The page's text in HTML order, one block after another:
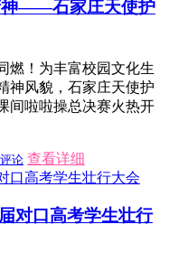
神——石家庄天使护
燃！为丰富校园文化生
神风貌，石家庄天使护
间啦啦操总决赛火热开
论 查看详细
对口高考学生壮行